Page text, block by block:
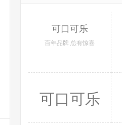
可口可乐
百年品牌 总有惊喜
可口可乐